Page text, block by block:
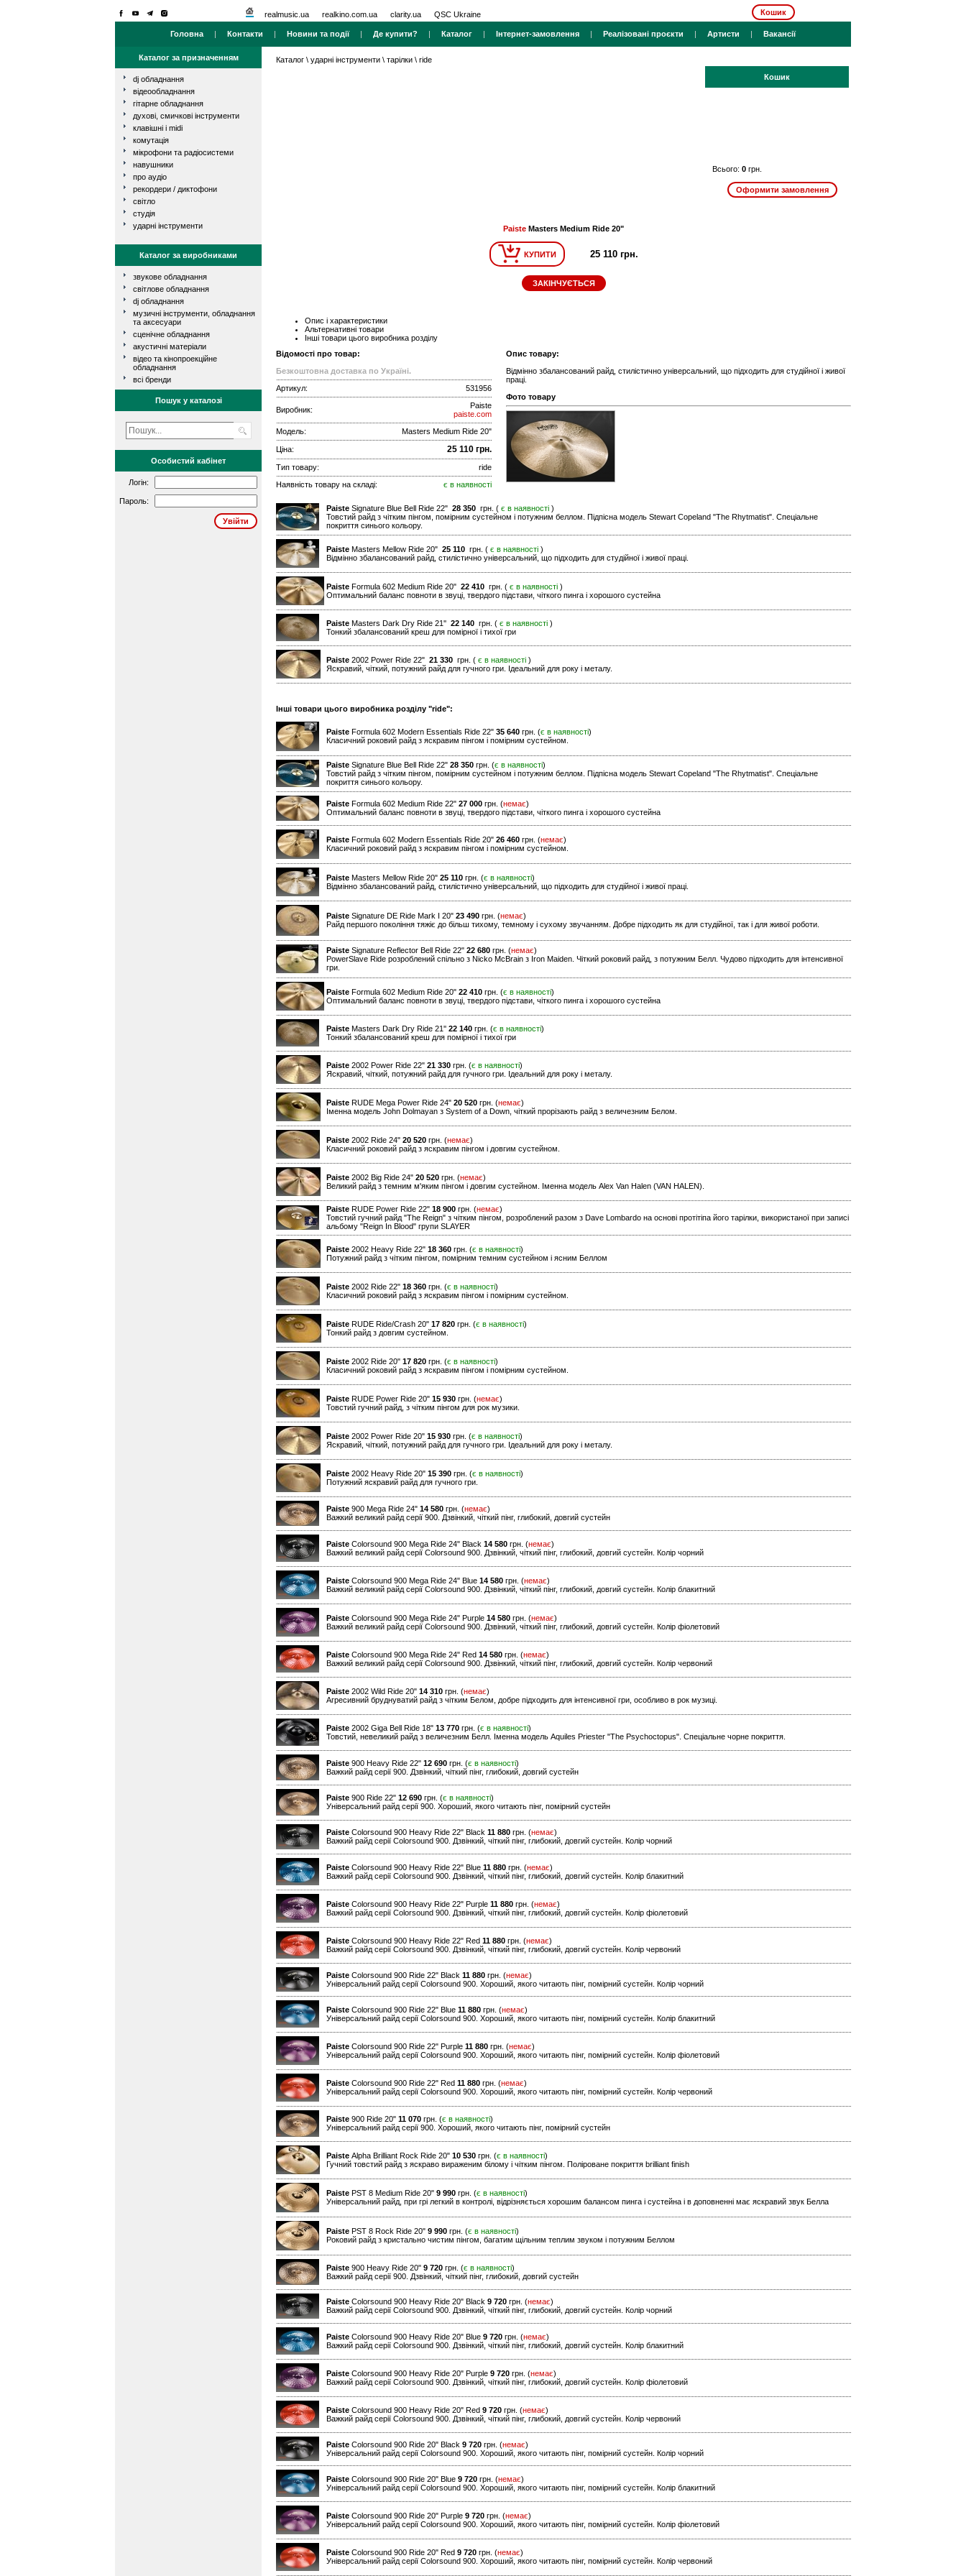
realmusic.ua realkino.com.ua clarity.ua QSC Ukraine Кошик
Головна | Контакти | Новини та події| Де купити? | Каталог | Інтернет-замовлення | Реалізовані проєкти | Артисти | Вакансії
Каталог за призначенням
dj обладнання
відеообладнання
гітарне обладнання
духові, смичкові інструменти
клавішні і midi
комутація
мікрофони та радіосистеми
навушники
про аудіо
рекордери / диктофони
світло
студія
ударні інструменти
Каталог за виробниками
звукове обладнання
світлове обладнання
dj обладнання
музичні інструменти, обладнання
та аксесуари
сценічне обладнання
акустичні матеріали
відео та кінопроекційне
обладнання
всі бренди
Пошук у каталозі
Особистий кабінет
Логін:
Пароль:
Каталог \ ударні інструменти \ тарілки \ ride
Кошик
Всього: 0 грн.
Paiste Masters Medium Ride 20"
КУПИТИ 25 110 грн.
ЗАКІНЧУЄТЬСЯ
Опис і характеристики
Альтернативні товари
Інші товари цього виробника розділу
Відомості про товар:
Безкоштовна доставка по Україні.
Артикул:
531956
Виробник:
Paiste
paiste.com
Модель:
Masters Medium Ride 20"
Ціна: 25 110 грн.
Тип товару:
ride
Наявність товару на складі:
є в наявності
Опис товару:
Відмінно збалансований райд, стилістично універсальний, що підходить для студійної і живої
праці.
Фото товару
Paiste Signature Blue Bell Ride 22" 28 350 грн. ( є в наявності )
Товстий райд з чітким пінгом, помірним сустейном і потужним беллом. Підпісна модель Stewart Copeland "The Rhytmatist". Спеціальне
покриття синього кольору.
Paiste Masters Mellow Ride 20" 25 110 грн. ( є в наявності )
Відмінно збалансований райд, стилістично універсальний, що підходить для студійної і живої праці.
Paiste Formula 602 Medium Ride 20" 22 410 грн. ( є в наявності )
Оптимальний баланс повноти в звуці, твердого підстави, чіткого пинга і хорошого сустейна
Paiste Masters Dark Dry Ride 21'' 22 140 грн. ( є в наявності )
Тонкий збалансований креш для помірної і тихої гри
Paiste 2002 Power Ride 22" 21 330 грн. ( є в наявності )
Яскравий, чіткий, потужний райд для гучного гри. Ідеальний для року і металу.
Інші товари цього виробника розділу "ride":
Paiste Formula 602 Modern Essentials Ride 22" 35 640 грн. (є в наявності)
Класичний роковий райд з яскравим пінгом і помірним сустейном.
Paiste Signature Blue Bell Ride 22" 28 350 грн. (є в наявності)
Товстий райд з чітким пінгом, помірним сустейном і потужним беллом. Підпісна модель Stewart Copeland "The Rhytmatist". Спеціальне
покриття синього кольору.
Paiste Formula 602 Medium Ride 22" 27 000 грн. (немає)
Оптимальний баланс повноти в звуці, твердого підстави, чіткого пинга і хорошого сустейна
Paiste Formula 602 Modern Essentials Ride 20" 26 460 грн. (немає)
Класичний роковий райд з яскравим пінгом і помірним сустейном.
Paiste Masters Mellow Ride 20" 25 110 грн. (є в наявності)
Відмінно збалансований райд, стилістично універсальний, що підходить для студійної і живої праці.
Paiste Signature DE Ride Mark I 20" 23 490 грн. (немає)
Райд першого покоління тяжіє до більш тихому, темному і сухому звучанням. Добре підходить як для студійної, так і для живої роботи.
Paiste Signature Reflector Bell Ride 22" 22 680 грн. (немає)
PowerSlave Ride розроблений спільно з Nicko McBrain з Iron Maiden. Чіткий роковий райд, з потужним Белл. Чудово підходить для інтенсивної
гри.
Paiste Formula 602 Medium Ride 20" 22 410 грн. (є в наявності)
Оптимальний баланс повноти в звуці, твердого підстави, чіткого пинга і хорошого сустейна
Paiste Masters Dark Dry Ride 21'' 22 140 грн. (є в наявності)
Тонкий збалансований креш для помірної і тихої гри
Paiste 2002 Power Ride 22" 21 330 грн. (є в наявності)
Яскравий, чіткий, потужний райд для гучного гри. Ідеальний для року і металу.
Paiste RUDE Mega Power Ride 24" 20 520 грн. (немає)
Іменна модель John Dolmayan з System of a Down, чіткий прорізають райд з величезним Белом.
Paiste 2002 Ride 24" 20 520 грн. (немає)
Класичний роковий райд з яскравим пінгом і довгим сустейном.
Paiste 2002 Big Ride 24" 20 520 грн. (немає)
Великий райд з темним м'яким пінгом і довгим сустейном. Іменна модель Alex Van Halen (VAN HALEN).
Paiste RUDE Power Ride 22" 18 900 грн. (немає)
Товстий гучний райд "The Reign" з чітким пінгом, розроблений разом з Dave Lombardo на основі протітіпа його тарілки, використаної при записі
альбому "Reign In Blood" групи SLAYER
Paiste 2002 Heavy Ride 22" 18 360 грн. (є в наявності)
Потужний райд з чітким пінгом, помірним темним сустейном і ясним Беллом
Paiste 2002 Ride 22" 18 360 грн. (є в наявності)
Класичний роковий райд з яскравим пінгом і помірним сустейном.
Paiste RUDE Ride/Crash 20" 17 820 грн. (є в наявності)
Тонкий райд з довгим сустейном.
Paiste 2002 Ride 20" 17 820 грн. (є в наявності)
Класичний роковий райд з яскравим пінгом і помірним сустейном.
Paiste RUDE Power Ride 20" 15 930 грн. (немає)
Товстий гучний райд, з чітким пінгом для рок музики.
Paiste 2002 Power Ride 20" 15 930 грн. (є в наявності)
Яскравий, чіткий, потужний райд для гучного гри. Ідеальний для року і металу.
Paiste 2002 Heavy Ride 20" 15 390 грн. (є в наявності)
Потужний яскравий райд для гучного гри.
Paiste 900 Mega Ride 24" 14 580 грн. (немає)
Важкий великий райд серії 900. Дзвінкий, чіткий пінг, глибокий, довгий сустейн
Paiste Colorsound 900 Mega Ride 24" Black 14 580 грн. (немає)
Важкий великий райд серії Colorsound 900. Дзвінкий, чіткий пінг, глибокий, довгий сустейн. Колір чорний
Paiste Colorsound 900 Mega Ride 24" Blue 14 580 грн. (немає)
Важкий великий райд серії Colorsound 900. Дзвінкий, чіткий пінг, глибокий, довгий сустейн. Колір блакитний
Paiste Colorsound 900 Mega Ride 24" Purple 14 580 грн. (немає)
Важкий великий райд серії Colorsound 900. Дзвінкий, чіткий пінг, глибокий, довгий сустейн. Колір фіолетовий
Paiste Colorsound 900 Mega Ride 24" Red 14 580 грн. (немає)
Важкий великий райд серії Colorsound 900. Дзвінкий, чіткий пінг, глибокий, довгий сустейн. Колір червоний
Paiste 2002 Wild Ride 20" 14 310 грн. (немає)
Агресивний бруднуватий райд з чітким Белом, добре підходить для інтенсивної гри, особливо в рок музиці.
Paiste 2002 Giga Bell Ride 18" 13 770 грн. (є в наявності)
Товстий, невеликий райд з величезним Белл. Іменна модель Aquiles Priester "The Psychoctopus". Спеціальне чорне покриття.
Paiste 900 Heavy Ride 22" 12 690 грн. (є в наявності)
Важкий райд серії 900. Дзвінкий, чіткий пінг, глибокий, довгий сустейн
Paiste 900 Ride 22" 12 690 грн. (є в наявності)
Універсальний райд серії 900. Хороший, якого читають пінг, помірний сустейн
Paiste Colorsound 900 Heavy Ride 22" Black 11 880 грн. (немає)
Важкий райд серії Colorsound 900. Дзвінкий, чіткий пінг, глибокий, довгий сустейн. Колір чорний
Paiste Colorsound 900 Heavy Ride 22" Blue 11 880 грн. (немає)
Важкий райд серії Colorsound 900. Дзвінкий, чіткий пінг, глибокий, довгий сустейн. Колір блакитний
Paiste Colorsound 900 Heavy Ride 22" Purple 11 880 грн. (немає)
Важкий райд серії Colorsound 900. Дзвінкий, чіткий пінг, глибокий, довгий сустейн. Колір фіолетовий
Paiste Colorsound 900 Heavy Ride 22" Red 11 880 грн. (немає)
Важкий райд серії Colorsound 900. Дзвінкий, чіткий пінг, глибокий, довгий сустейн. Колір червоний
Paiste Colorsound 900 Ride 22" Black 11 880 грн. (немає)
Універсальний райд серії Colorsound 900. Хороший, якого читають пінг, помірний сустейн. Колір чорний
Paiste Colorsound 900 Ride 22" Blue 11 880 грн. (немає)
Універсальний райд серії Colorsound 900. Хороший, якого читають пінг, помірний сустейн. Колір блакитний
Paiste Colorsound 900 Ride 22" Purple 11 880 грн. (немає)
Універсальний райд серії Colorsound 900. Хороший, якого читають пінг, помірний сустейн. Колір фіолетовий
Paiste Colorsound 900 Ride 22" Red 11 880 грн. (немає)
Універсальний райд серії Colorsound 900. Хороший, якого читають пінг, помірний сустейн. Колір червоний
Paiste 900 Ride 20" 11 070 грн. (є в наявності)
Універсальний райд серії 900. Хороший, якого читають пінг, помірний сустейн
Paiste Alpha Brilliant Rock Ride 20" 10 530 грн. (є в наявності)
Гучний товстий райд з яскраво вираженим білому і чітким пінгом. Поліроване покриття brilliant finish
Paiste PST 8 Medium Ride 20" 9 990 грн. (є в наявності)
Універсальний райд, при грі легкий в контролі, відрізняється хорошим балансом пинга і сустейна і в доповненні має яскравий звук Белла
Paiste PST 8 Rock Ride 20" 9 990 грн. (є в наявності)
Роковий райд з кристально чистим пінгом, багатим щільним теплим звуком і потужним Беллом
Paiste 900 Heavy Ride 20" 9 720 грн. (є в наявності)
Важкий райд серії 900. Дзвінкий, чіткий пінг, глибокий, довгий сустейн
Paiste Colorsound 900 Heavy Ride 20" Black 9 720 грн. (немає)
Важкий райд серії Colorsound 900. Дзвінкий, чіткий пінг, глибокий, довгий сустейн. Колір чорний
Paiste Colorsound 900 Heavy Ride 20" Blue 9 720 грн. (немає)
Важкий райд серії Colorsound 900. Дзвінкий, чіткий пінг, глибокий, довгий сустейн. Колір блакитний
Paiste Colorsound 900 Heavy Ride 20" Purple 9 720 грн. (немає)
Важкий райд серії Colorsound 900. Дзвінкий, чіткий пінг, глибокий, довгий сустейн. Колір фіолетовий
Paiste Colorsound 900 Heavy Ride 20" Red 9 720 грн. (немає)
Важкий райд серії Colorsound 900. Дзвінкий, чіткий пінг, глибокий, довгий сустейн. Колір червоний
Paiste Colorsound 900 Ride 20" Black 9 720 грн. (немає)
Універсальний райд серії Colorsound 900. Хороший, якого читають пінг, помірний сустейн. Колір чорний
Paiste Colorsound 900 Ride 20" Blue 9 720 грн. (немає)
Універсальний райд серії Colorsound 900. Хороший, якого читають пінг, помірний сустейн. Колір блакитний
Paiste Colorsound 900 Ride 20" Purple 9 720 грн. (немає)
Універсальний райд серії Colorsound 900. Хороший, якого читають пінг, помірний сустейн. Колір фіолетовий
Paiste Colorsound 900 Ride 20" Red 9 720 грн. (немає)
Універсальний райд серії Colorsound 900. Хороший, якого читають пінг, помірний сустейн. Колір червоний